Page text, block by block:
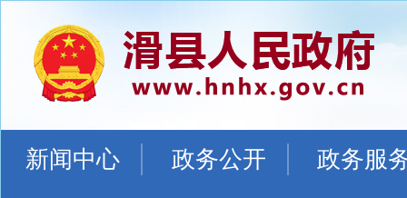
新闻中心 政务公开 政务服